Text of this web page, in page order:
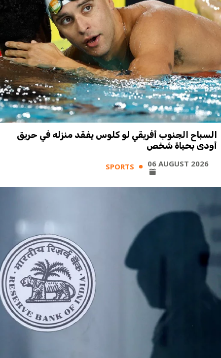
السباح الجنوب أفريقي لو كلوس يفقد منزله في حريق
أودى بحياة شخص
SPORTS 06 AUGUST 2026